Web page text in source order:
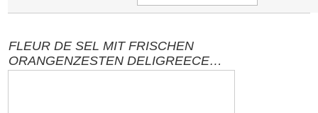
FLEUR DE SEL MIT FRISCHEN
ORANGENZESTEN DELIGREECE
40G